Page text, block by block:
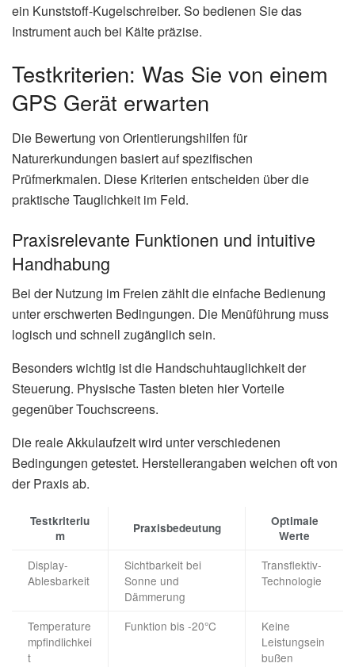
ein Kunststoff-Kugelschreiber. So bedienen Sie das
Instrument auch bei Kälte präzise.
Testkriterien: Was Sie von einem
GPS Gerät erwarten
Die Bewertung von Orientierungshilfen für
Naturerkundungen basiert auf spezifischen
Prüfmerkmalen. Diese Kriterien entscheiden über die
praktische Tauglichkeit im Feld.
Praxisrelevante Funktionen und intuitive
Handhabung
Bei der Nutzung im Freien zählt die einfache Bedienung
unter erschwerten Bedingungen. Die Menüführung muss
logisch und schnell zugänglich sein.
Besonders wichtig ist die Handschuhtauglichkeit der
Steuerung. Physische Tasten bieten hier Vorteile
gegenüber Touchscreens.
Die reale Akkulaufzeit wird unter verschiedenen
Bedingungen getestet. Herstellerangaben weichen oft von
der Praxis ab.
Testkriteriu
m
Praxisbedeutung
Optimale
Werte
Display-
Ablesbarkeit
Sichtbarkeit bei
Sonne und
Dämmerung
Transflektiv-
Technologie
Temperature
mpfindlichkei
t
Funktion bis -20°C
Keine
Leistungsein
bußen